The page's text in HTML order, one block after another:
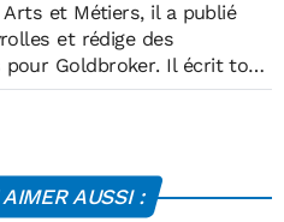
et Métiers, il a publié
et rédige des
pour Goldbroker. Il écrit tous
l'art et la culture vus à
ponctuellement sur
AUSSI :